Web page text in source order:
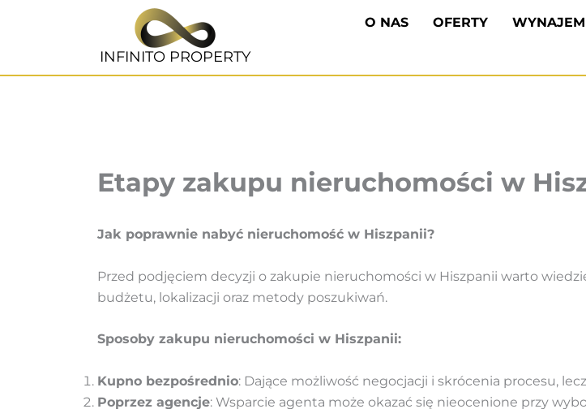
INFINITO PROPERTY
O NAS OFERTY WYNAJEM
Etapy zakupu nieruchomości w
Jak poprawnie nabyć nieruchomość w Hiszpanii?
Przed podjęciem decyzji o zakupie nieruchomości w Hiszpanii warto
budżetu, lokalizacji oraz metody poszukiwań.
Sposoby zakupu nieruchomości w Hiszpanii:
Kupno bezpośrednio: Dające możliwość negocjacji i skrócenia procesu,
Poprzez agencje: Wsparcie agenta może okazać się nieocenione przy